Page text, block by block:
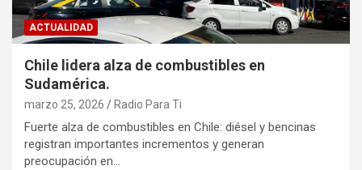
ACTUALIDAD
Chile lidera alza de combustibles en
Sudamérica.
marzo 25, 2026 Radio Para Ti
Fuerte alza de combustibles en Chile: diésel y bencinas
registran importantes incrementos y generan
preocupación en…